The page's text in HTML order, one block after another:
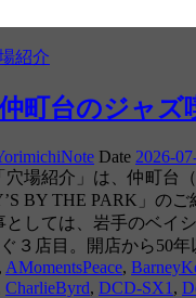
紹介
町台のジャズ
Date 2026-
穴場紹介」は、仲町台
BY THE PARK」の
としては、岩手のベイ
３店目。開店から50年
, AMomentsPeace,
CharlieByrd, DCD-SX1 ,